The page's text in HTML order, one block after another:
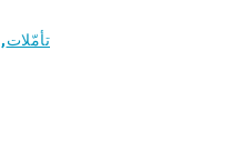
تأمّلات,